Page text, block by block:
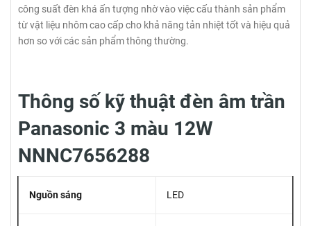
công suất đèn khá ấn tượng nhờ vào việc cấu thành sản phẩm
từ vật liệu nhôm cao cấp cho khả năng tản nhiệt tốt và hiệu quả
hơn so với các sản phẩm thông thường.
Thông số kỹ thuật đèn âm trần
Panasonic 3 màu 12W
NNNC7656288
Nguồn sáng LED